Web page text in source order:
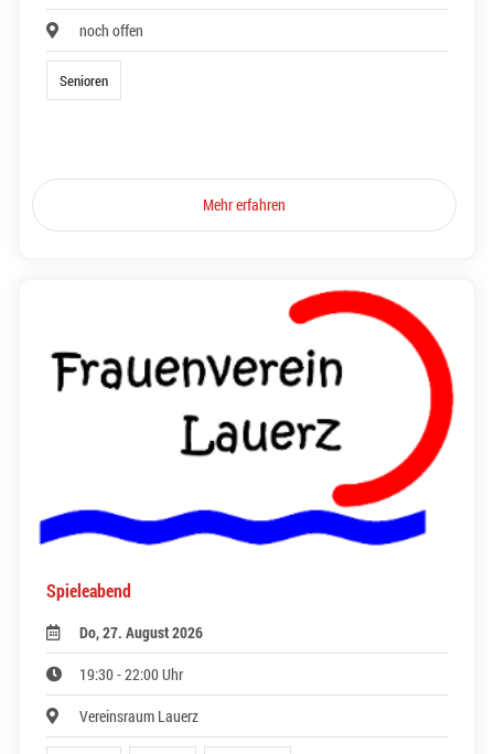
noch offen
Senioren
Mehr erfahren
Spieleabend
Do, 27. August 2026
19:30 - 22:00 Uhr
Vereinsraum Lauerz